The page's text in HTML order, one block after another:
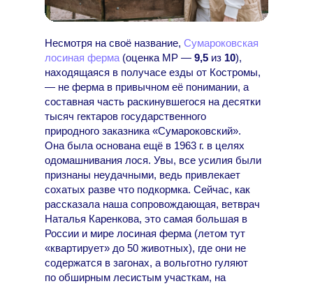
Несмотря на своё название, Сумароковская
лосиная ферма (оценка МР — 9,5 из 10),
находящаяся в получасе езды от Костромы,
— не ферма в привычном её понимании, а
составная часть раскинувшегося на десятки
тысяч гектаров государственного
природного заказника «Сумароковский».
Она была основана ещё в 1963 г. в целях
одомашнивания лося. Увы, все усилия были
признаны неудачными, ведь привлекает
сохатых разве что подкормка. Сейчас, как
рассказала наша сопровождающая, ветврач
Наталья Каренкова, это самая большая в
России и мире лосиная ферма (летом тут
«квартирует» до 50 животных), где они не
содержатся в загонах, а вольготно гуляют
по обширным лесистым участкам, на